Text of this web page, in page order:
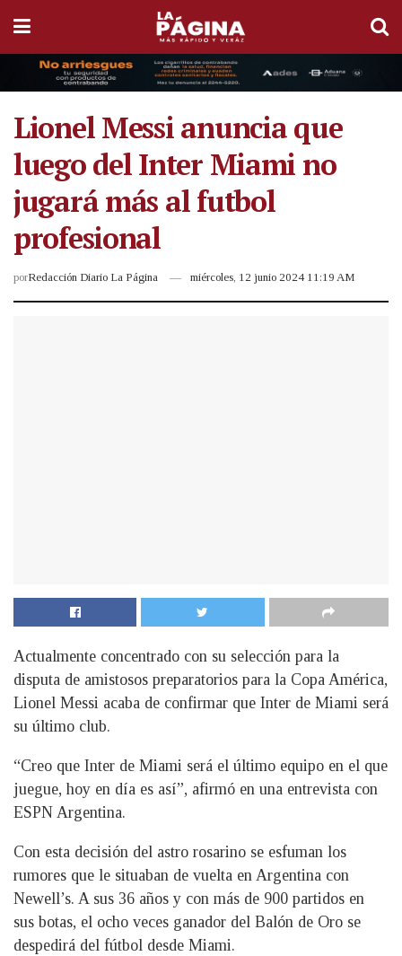
Lionel Messi anuncia que
luego del Inter Miami no
jugará más al futbol
profesional
porRedacción Diario La Página miércoles, 12 junio 2024 11:19 AM
Actualmente concentrado con su selección para la
disputa de amistosos preparatorios para la Copa América,
Lionel Messi acaba de confirmar que Inter de Miami será
su último club.
“Creo que Inter de Miami será el último equipo en el que
juegue, hoy en día es así”, afirmó en una entrevista con
ESPN Argentina.
Con esta decisión del astro rosarino se esfuman los
rumores que le situaban de vuelta en Argentina con
Newell’s. A sus 36 años y con más de 900 partidos en
sus botas, el ocho veces ganador del Balón de Oro se
despedirá del fútbol desde Miami.